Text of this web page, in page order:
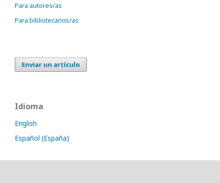
Para autores/as
Para bibliotecarios/as
Enviar un artículo
Idioma
English
Español (España)